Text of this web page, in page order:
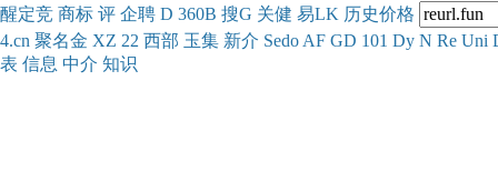
醒定竞 商标 评 企聘 D 360B 搜G 关健 易LK 历史价格
4.cn 聚名金 XZ 22 西部 玉集 新介 Sedo AF GD 101 Dy N Re Uni
表 信息 中介 知识